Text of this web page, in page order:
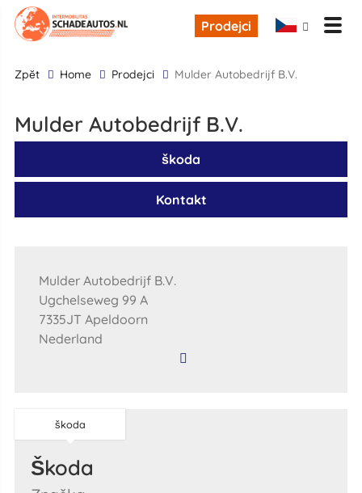
Prodejci
zpĕt Home Prodejci Mulder Autobedrijf B.V.
Mulder Autobedrijf B.V.
škoda
Kontakt
Mulder Autobedrijf B.V.
Ugchelseweg 99 A
7335JT Apeldoorn
Nederland
škoda
škoda